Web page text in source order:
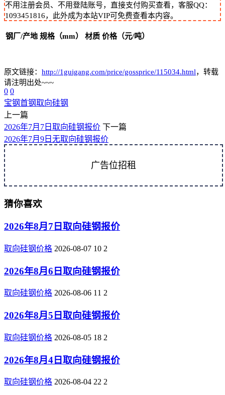
不用注册会员、不用登陆账号，直接支付购买查看，客服QQ：
1093451816，此外成为本站VIP可免费查看本内容。
钢厂/产地 规格（mm） 材质 价格（元/吨）
原文链接： http://1guigang.com/price/gossprice/115034.html，转载
请注明出处~~~
0 0
宝钢首钢取向硅钢
上一篇
2026年7月7日取向硅钢报价 下一篇
2026年7月9日无取向硅钢报价
广告位招租
猜你喜欢
2026年8月7日取向硅钢报价
取向硅钢价格 2026-08-07 10 2
2026年8月6日取向硅钢报价
取向硅钢价格 2026-08-06 11 2
2026年8月5日取向硅钢报价
取向硅钢价格 2026-08-05 18 2
2026年8月4日取向硅钢报价
取向硅钢价格 2026-08-04 22 2